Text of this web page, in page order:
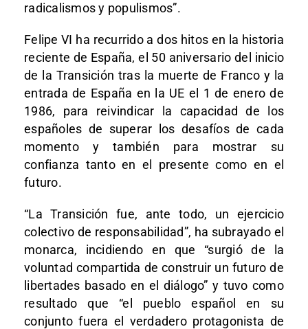
radicalismos y populismos”.
Felipe VI ha recurrido a dos hitos en la historia
reciente de España, el 50 aniversario del inicio
de la Transición tras la muerte de Franco y la
entrada de España en la UE el 1 de enero de
1986, para reivindicar la capacidad de los
españoles de superar los desafíos de cada
momento y también para mostrar su
confianza tanto en el presente como en el
futuro.
“La Transición fue, ante todo, un ejercicio
colectivo de responsabilidad”, ha subrayado el
monarca, incidiendo en que “surgió de la
voluntad compartida de construir un futuro de
libertades basado en el diálogo” y tuvo como
resultado que “el pueblo español en su
conjunto fuera el verdadero protagonista de